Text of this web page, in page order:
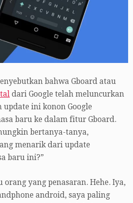
bahwa Gboard atau
dari Google telah meluncurkan
ini konon Google
baru ke dalam fitur Gboard.
bertanya-tanya,
menarik dari update
baru ini?”
orang yang penasaran. Hehe. Iya,
android, saya paling